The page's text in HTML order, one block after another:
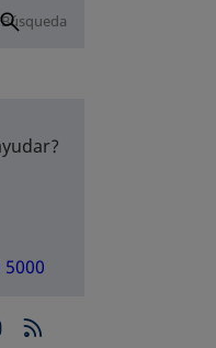
5000
una pestaña
en una pestaña
en una
se abre en una